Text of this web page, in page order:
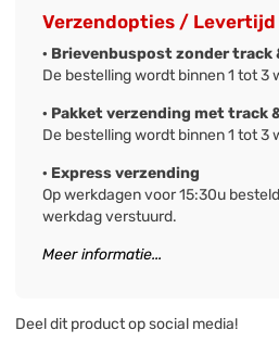
Verzendopties / Levertijd
· Brievenbuspost zonder track
De bestelling wordt binnen 1 tot 3
· Pakket verzending met track
De bestelling wordt binnen 1 tot 3
· Express verzending
Op werkdagen voor 15:30u
werkdag verstuurd.
Meer informatie...
Deel dit product op social media!